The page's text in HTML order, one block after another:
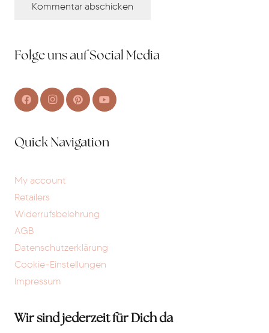
Kommentar abschicken
Folge uns auf Social Media
Quick Navigation
My account
Retailers
Widerrufsbelehrung
AGB
Datenschutzerklärung
Cookie-Einstellungen
Impressum
Wir sind jederzeit für Dich da